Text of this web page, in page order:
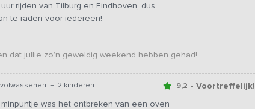
rijden van Tilburg en Eindhoven, dus
te raden voor iedereen!
dat jullie zo’n geweldig weekend hebben gehad!
volwassenen + 2 kinderen 9,2 • Voortreffelijk!
was het ontbreken van een oven